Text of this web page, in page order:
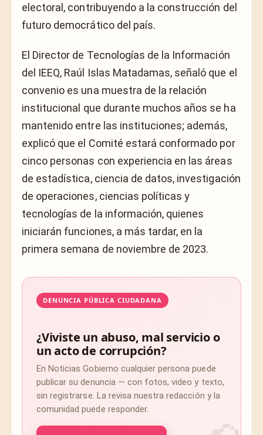
electoral, contribuyendo a la construcción del
futuro democrático del país.
El Director de Tecnologías de la Información
del IEEQ, Raúl Islas Matadamas, señaló que el
convenio es una muestra de la relación
institucional que durante muchos años se ha
mantenido entre las instituciones; además,
explicó que el Comité estará conformado por
cinco personas con experiencia en las áreas
de estadística, ciencia de datos, investigación
de operaciones, ciencias políticas y
tecnologías de la información, quienes
iniciarán funciones, a más tardar, en la
primera semana de noviembre de 2023.
DENUNCIA PÚBLICA CIUDADANA
¿Viviste un abuso, mal servicio o
un acto de corrupción?
En Noticias Gobierno cualquier persona puede
publicar su denuncia — con fotos, video y texto,
sin registrarse. La revisa nuestra redacción y la
comunidad puede responder.